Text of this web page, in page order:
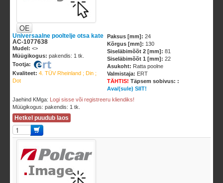
OE
Universaalne pooltelje otsa kate
AC-1077638
Mudel: <>
Müügikogus: pakendis: 1 tk.
Tootja:
Kvaliteet: 4. TÜV Rheinland ; Din ;
Dot
Paksus [mm]: 24
Kõrgus [mm]: 130
Siseläbimõõt 2 [mm]: 81
Siseläbimõõt 1 [mm]: 22
Asukoht: Ratta poolne
Valmistaja: ERT
TÄHTIS! Täpsem sobivus: :
Ava/(sule) SIIT!
Jaehind KMga: Logi sisse või registreeru kliendiks!
Müügikogus: pakendis: 1 tk.
Hetkel puudub laos